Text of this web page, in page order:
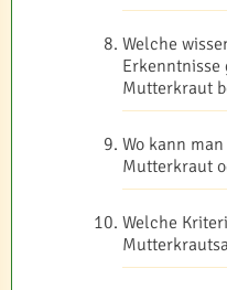
Welche
Erkenntnisse
Mutterkraut
Wo kann
Mutterkraut
Welche